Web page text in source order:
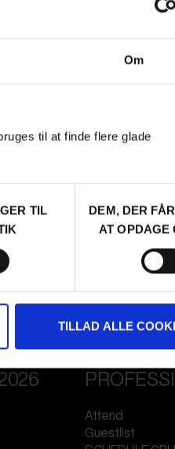
Om
til at finde flere glade
TIL
DEM, DER
AT OPDAGE
TILLAD ALLE
Nationality
Profession
Attend
Guestlist